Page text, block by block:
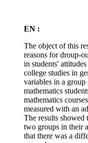
EN :
The object of this
reasons for droup-
in students'
college studies in
variables in a
mathematics
mathematics
measured with an
The results showed
two groups in their
that there was a